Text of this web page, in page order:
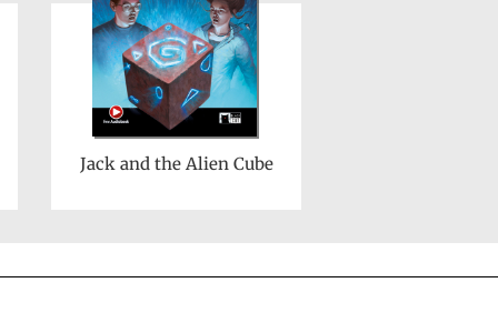
Jack and the Alien Cube